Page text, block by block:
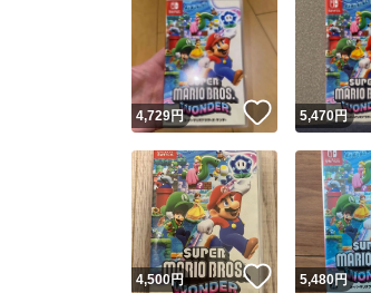
4,729円 いいね！
5,470円
4,500円 いいね！
5,480円